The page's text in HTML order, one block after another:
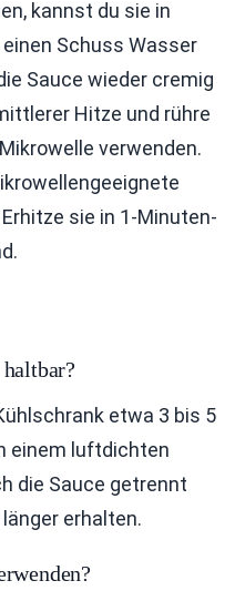
kannst du sie in
Schuss Wasser
Sauce wieder cremig
Hitze und rühre
verwenden.
sie in 1-Minuten-
etwa 3 bis 5
einem luftdichten
die Sauce getrennt
erhalten.